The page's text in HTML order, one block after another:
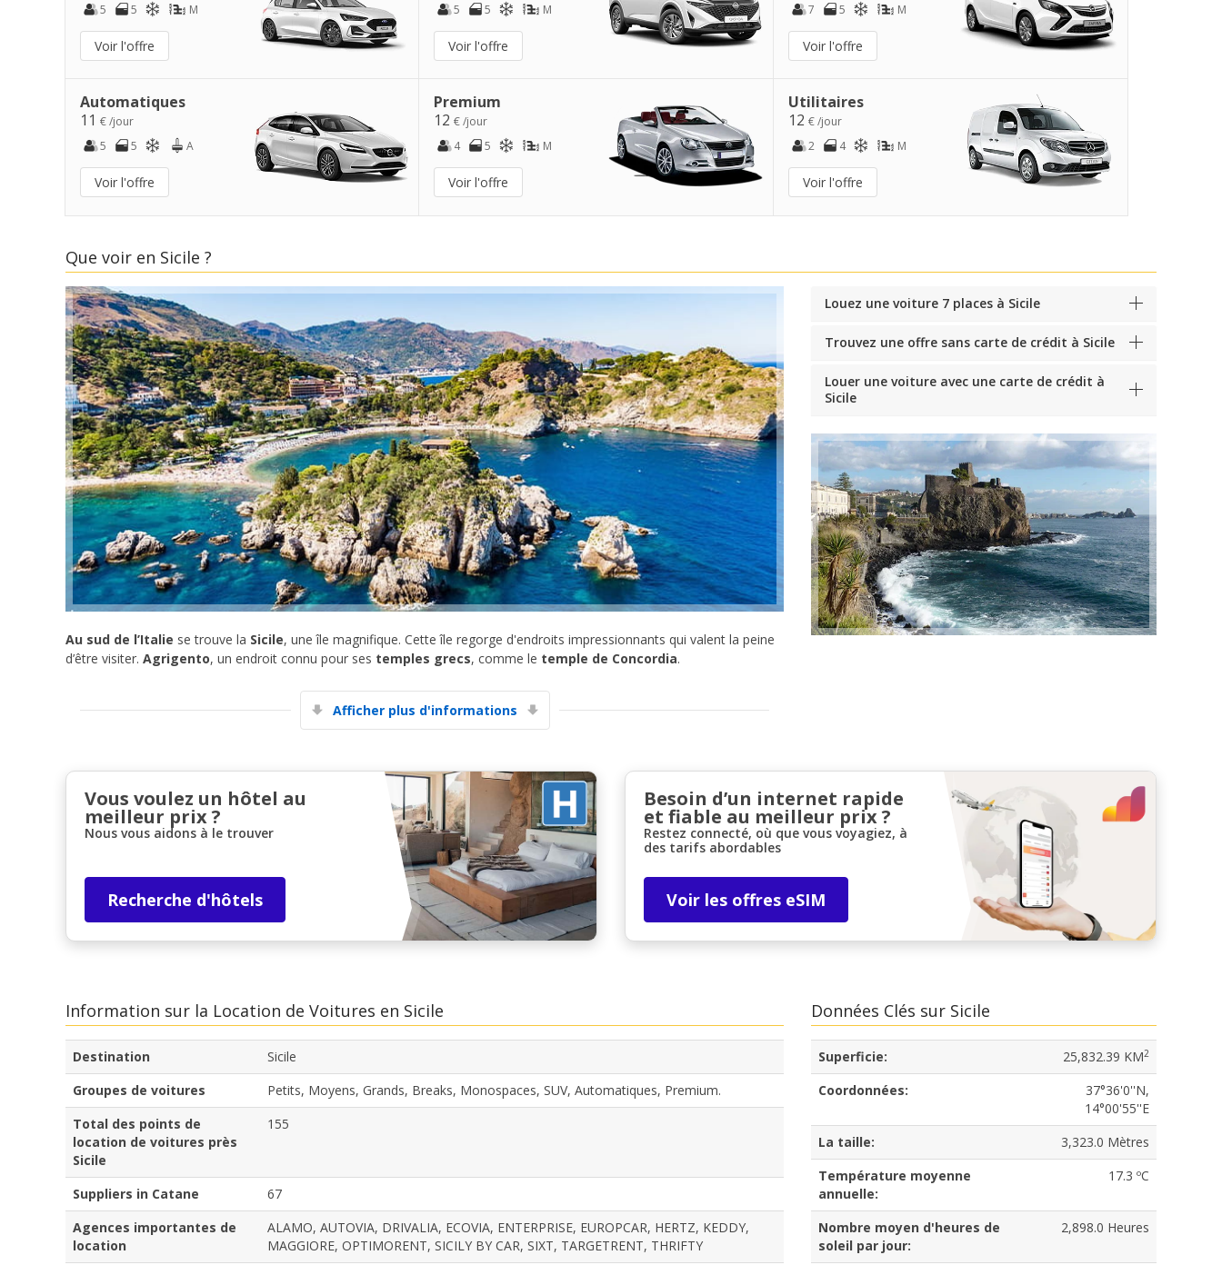
5
5 M
Voir l'offre
5
5 M
Voir l'offre
7
5 M
Voir l'offre
Automatiques
11 € /jour
5
5 A
Voir l'offre
Premium
12€ /jour
4
5 M
Voir l'offre
Utilitaires
12 € /jour
2
4 M
Voir l'offre
Que voir en Sicile ?
Au sud de l’Italie se trouve la Sicile, une île magnifique. Cette île regorge d'endroits impressionnants qui valent la peine
d’être visiter. Agrigento, un endroit connu pour ses temples grecs, comme le temple de Concordia.
Afficher plus d'informations
Louez une voiture 7 places à Sicile
Trouvez une offre sans carte de crédit à Sicile
Louer une voiture avec une carte de crédit à
Sicile
Vous voulez un hôtel au
meilleur prix ?
Nous vous aidons à le trouver
Recherche d'hôtels
Besoin d’un internet rapide
et fiable au meilleur prix ?
Restez connecté, où que vous voyagiez, à
des tarifs abordables
Voir les offres eSIM
Information sur la Location de Voitures en Sicile
Destination
Sicile
Groupes de voitures
Petits, Moyens, Grands, Breaks, Monospaces, SUV, Automatiques, Premium.
Total des points de
location de voitures près
Sicile
155
Suppliers in Catane
67
Agences importantes de
location
ALAMO, AUTOVIA, DRIVALIA, ECOVIA, ENTERPRISE, EUROPCAR, HERTZ, KEDDY,
MAGGIORE, OPTIMORENT, SICILY BY CAR, SIXT, TARGETRENT, THRIFTY
Données Clés sur Sicile
Superficie: 25,832.39 KM2
Coordonnées:
37°36'0''N,
14°00'55''E
La taille:
3,323.0 Mètres
Température moyenne
annuelle:
17.3 ºC
Nombre moyen d'heures de
soleil par jour:
2,898.0 Heures
Promotions spéciales
Accédez à toutes vos réservations en un seul
endroit